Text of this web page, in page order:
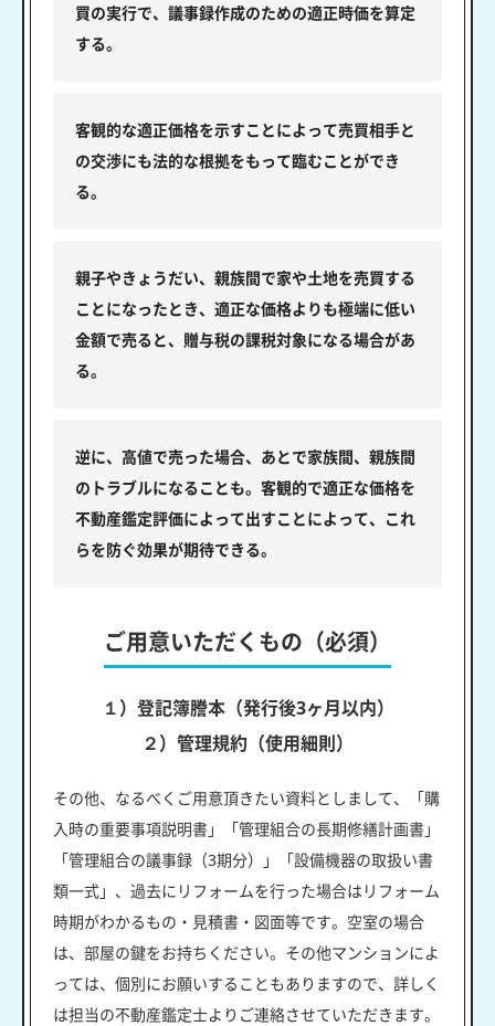
買の実行で、議事録作成のための適正時価を算定
する。
客観的な適正価格を示すことによって売買相手と
の交渉にも法的な根拠をもって臨むことができ
る。
親子やきょうだい、親族間で家や土地を売買する
ことになったとき、適正な価格よりも極端に低い
金額で売ると、贈与税の課税対象になる場合があ
る。
逆に、高値で売った場合、あとで家族間、親族間
のトラブルになることも。客観的で適正な価格を
不動産鑑定評価によって出すことによって、これ
らを防ぐ効果が期待できる。
ご用意いただくもの（必須）
１）登記簿謄本（発行後3ヶ月以内）
２）管理規約（使用細則）
その他、なるべくご用意頂きたい資料としまして、「購
入時の重要事項説明書」「管理組合の長期修繕計画書」
「管理組合の議事録（3期分）」「設備機器の取扱い書
類一式」、過去にリフォームを行った場合はリフォーム
時期がわかるもの・見積書・図面等です。空室の場合
は、部屋の鍵をお持ちください。その他マンションによ
っては、個別にお願いすることもありますので、詳しく
は担当の不動産鑑定士よりご連絡させていただきます。